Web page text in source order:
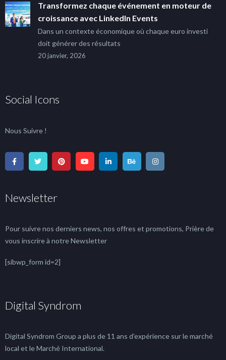
Transformez chaque événement en moteur de
croissance avec LinkedIn Events
Dans un contexte économique où chaque euro investi
doit générer des résultats
20 janvier, 2026
Social Icons
Nous Suivre !
Newsletter
Pour suivre nos derniers news, nos offres et promotions, Prière de
vous inscrire à notre Newsletter
[sibwp_form id=2]
Digital Syndrom
Digital Syndrom Group a plus de 11 ans d'expérience sur le marché
local et le Marché International.